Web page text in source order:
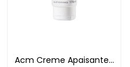
Acm Creme Apaisante...